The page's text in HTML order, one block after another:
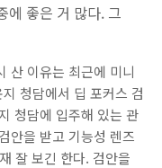
에 좋은 거 많다. 그
산 이유는 최근에 미니
청담에서 딥 포커스 검
청담에 입주해 있는 관
안을 받고 기능성 렌즈
잘 보긴 한다. 검안을